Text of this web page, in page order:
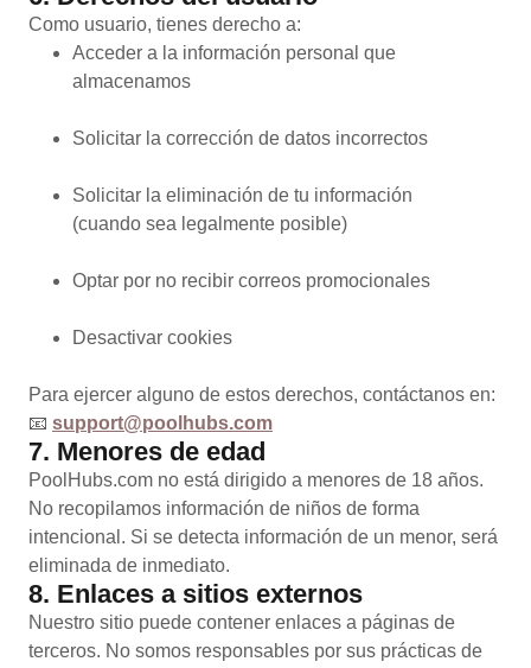
Como usuario, tienes derecho a:
Acceder a la información personal que
almacenamos
Solicitar la corrección de datos incorrectos
Solicitar la eliminación de tu información
(cuando sea legalmente posible)
Optar por no recibir correos promocionales
Desactivar cookies
Para ejercer alguno de estos derechos, contáctanos en:
📧 support@poolhubs.com
7. Menores de edad
PoolHubs.com no está dirigido a menores de 18 años.
No recopilamos información de niños de forma
intencional. Si se detecta información de un menor, será
eliminada de inmediato.
8. Enlaces a sitios externos
Nuestro sitio puede contener enlaces a páginas de
terceros. No somos responsables por sus prácticas de